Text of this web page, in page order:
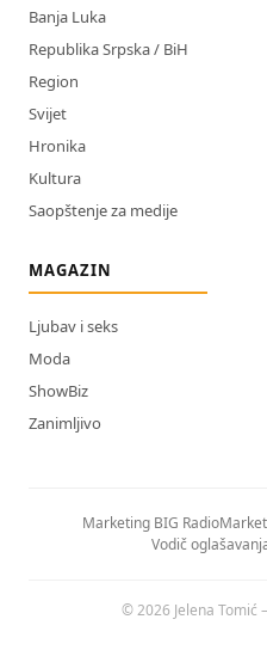
Banja Luka
Republika Srpska / BiH
Region
Svijet
Hronika
Kultura
Saopštenje za medije
MAGAZIN
Ljubav i seks
Moda
ShowBiz
Zanimljivo
Marketing BIG Radio
Vodič
© 2026 Jelena Tomić